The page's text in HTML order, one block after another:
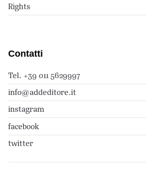
Rights
Contatti
Tel. +39 011 5629997
info@addeditore.it
instagram
facebook
twitter